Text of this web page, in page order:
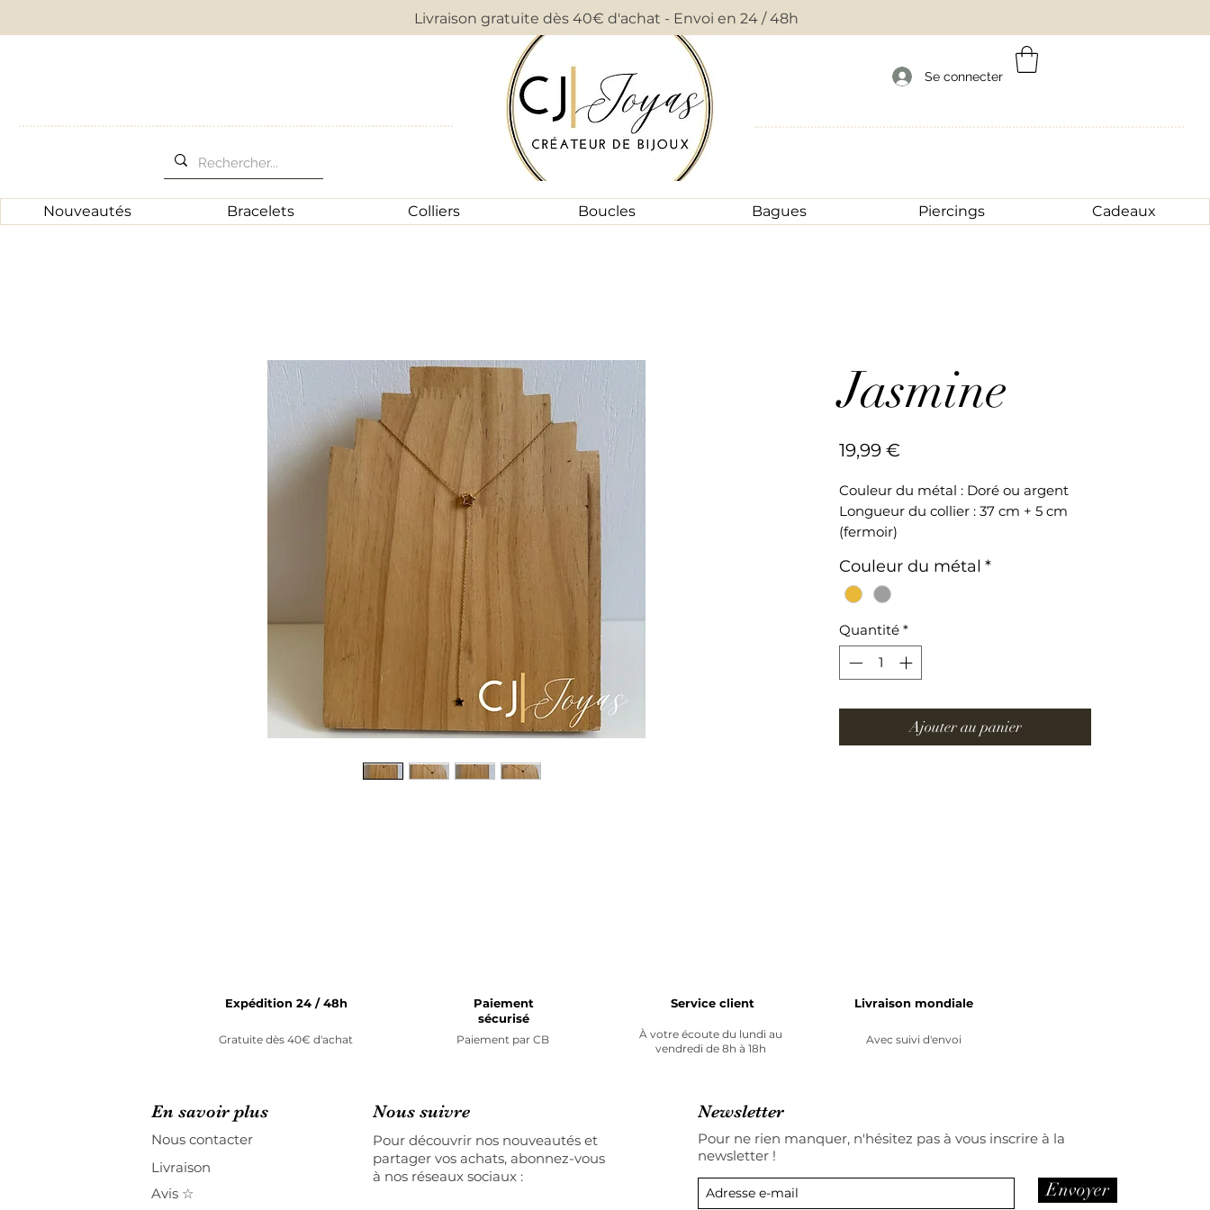
Livraison gratuite dès 40€ d'achat - Envoi en 24 / 48h
Se connecter
Nouveautés Bracelets Colliers Boucles Bagues Piercings Cadeaux
Jasmine
19,99 €
Couleur du métal : Doré ou argent
Longueur du collier : 37 cm + 5 cm
(fermoir)
Collier ajustable en acier inoxydable
Couleur du métal *
Quantité *
Ajouter au panier
Expédition 24 / 48h
Gratuite dès 40€ d'achat
Paiement
sécurisé
Paiement par CB
Service client
À votre écoute du lundi au
vendredi de 8h à 18h
Livraison mondiale
Avec suivi d'envoi
En savoir plus
Nous contacter
Livraison
Avis ☆
Nous suivre
Pour découvrir nos nouveautés et
partager vos achats, abonnez-vous
à nos réseaux sociaux :
Newsletter
Pour ne rien manquer, n'hésitez pas à vous inscrire à la
newsletter !
Envoyer